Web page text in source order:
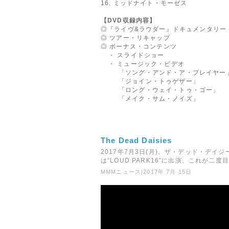
16. ミッドナイト・モーゼス
【DVD収録内容】
◎『ライヴ&ラウダー』ドキュメンタリー
◎ ツアー・リキャップ
◎ ボーナス・コンテンツ
・ スライドショー
・ ミュージック・ビデオ
「ソング・アンド・ア・プレイヤー
「ジョイン・トゥゲザー」
「ロング・ウェイ・トゥ・ゴー」
「メイク・サム・ノイズ」
The Dead Daisies
2017年7月3日(月)。ザ・デッド・デイジ
は“LOUD PARK16”に出演、これが二度
MMMニュース | 2017年 7月 15日